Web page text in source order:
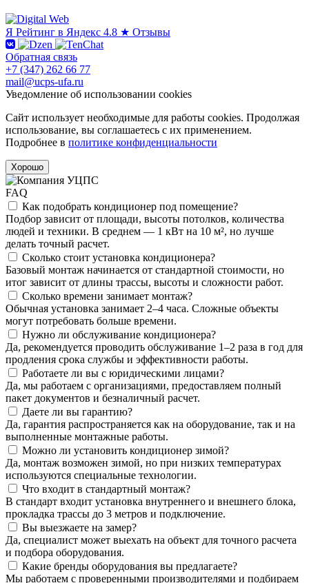
Я Рейтинг в Яндекс 4.8 ★ Отзывы
Обратная связь
+7 (347) 262 66 77
mail@ucps-ufa.ru
Уведомление об использовании cookies
Сайт использует необходимые для работы cookies. Продолжая
использование, вы соглашаетесь с их применением.
Подробнее в политике конфиденциальности
Хорошо
FAQ
Как подобрать кондиционер под помещение?
Подбор зависит от площади, высоты потолков, количества
людей и техники. В среднем — 1 кВт на 10 м², но лучше
делать точный расчет.
Сколько стоит установка кондиционера?
Базовый монтаж начинается от стандартной стоимости, но
итог зависит от длины трассы, высоты и сложности работ.
Сколько времени занимает монтаж?
Обычная установка занимает 2–4 часа. Сложные объекты
могут потребовать больше времени.
Нужно ли обслуживание кондиционера?
Да, рекомендуется проводить обслуживание 1–2 раза в год для
продления срока службы и эффективности работы.
Работаете ли вы с юридическими лицами?
Да, мы работаем с организациями, предоставляем полный
пакет документов и безналичный расчет.
Даете ли вы гарантию?
Да, гарантия распространяется как на оборудование, так и на
выполненные монтажные работы.
Можно ли установить кондиционер зимой?
Да, монтаж возможен зимой, но при низких температурах
используются специальные технологии.
Что входит в стандартный монтаж?
В стандарт входит установка внутреннего и внешнего блока,
прокладка трассы до 3 метров и подключение.
Вы выезжаете на замер?
Да, специалист может выехать на объект для точного расчета
и подбора оборудования.
Какие бренды оборудования вы предлагаете?
Мы работаем с проверенными производителями и подбираем